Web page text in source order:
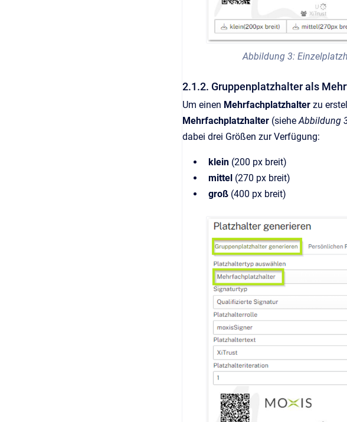
Abbildung 3:
2.1.2. Gruppenplatzhalter als
Um einen Mehrfachplatzhalter zu
Mehrfachplatzhalter (siehe Abbildung
dabei drei Größen zur Verfügung:
klein (200 px breit)
mittel (270 px breit)
groß (400 px breit)